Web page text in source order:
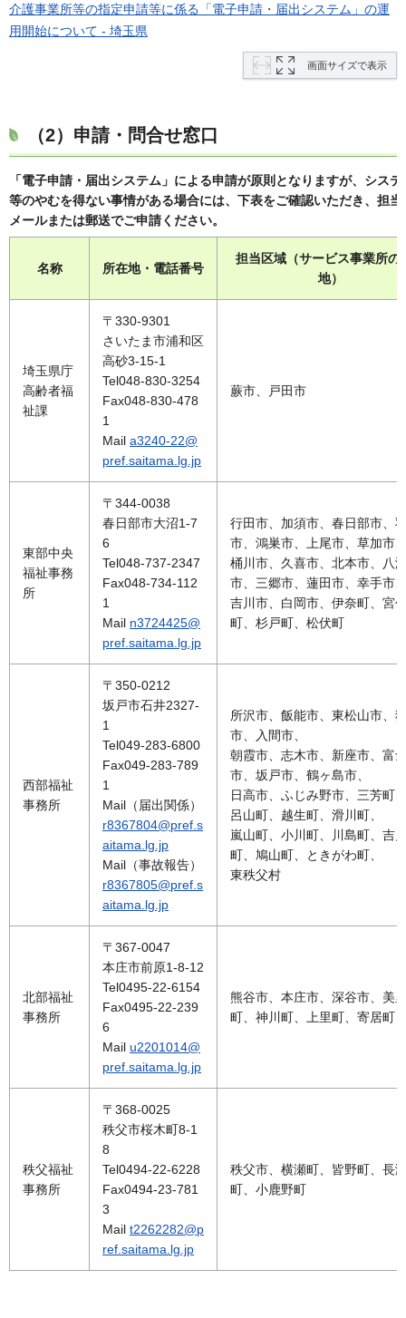
介護事業所等の指定申請等に係る「電子申請・届出システム」の運
用開始について - 埼玉県
画面サイズで表示
（2）申請・問合せ窓口
「電子申請・届出システム」による申請が原則となりますが、システ
等のやむを得ない事情がある場合には、下表をご確認いただき、担当
メールまたは郵送でご申請ください。
名称 所在地・電話番号
担当区域（サービス事業所の
地）
埼玉県庁
高齢者福
祉課
〒330-9301
さいたま市浦和区
高砂3-15-1
Tel048-830-3254
Fax048-830-478
1
Mail a3240-22@
pref.saitama.lg.jp
蕨市、戸田市
東部中央
福祉事務
所
〒344-0038
春日部市大沼1-7
6
Tel048-737-2347
Fax048-734-112
1
Mail n3724425@
pref.saitama.lg.jp
行田市、加須市、春日部市、
市、鴻巣市、上尾市、草加市
桶川市、久喜市、北本市、八
市、三郷市、蓮田市、幸手市
吉川市、白岡市、伊奈町、宮
町、杉戸町、松伏町
西部福祉
事務所
〒350-0212
坂戸市石井2327-
1
Tel049-283-6800
Fax049-283-789
1
Mail（届出関係）
r8367804@pref.s
aitama.lg.jp
Mail（事故報告）
r8367805@pref.s
aitama.lg.jp
所沢市、飯能市、東松山市、
市、入間市、
朝霞市、志木市、新座市、富
市、坂戸市、鶴ヶ島市、
日高市、ふじみ野市、三芳町
呂山町、越生町、滑川町、
嵐山町、小川町、川島町、吉
町、鳩山町、ときがわ町、
東秩父村
北部福祉
事務所
〒367-0047
本庄市前原1-8-12
Tel0495-22-6154
Fax0495-22-239
6
Mail u2201014@
pref.saitama.lg.jp
熊谷市、本庄市、深谷市、美
町、神川町、上里町、寄居町
秩父福祉
事務所
〒368-0025
秩父市桜木町8-1
8
Tel0494-22-6228
Fax0494-23-781
3
Mail t2262282@p
ref.saitama.lg.jp
秩父市、横瀬町、皆野町、長
町、小鹿野町